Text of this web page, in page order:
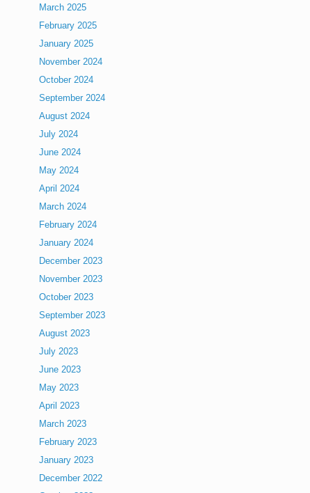
March 2025
February 2025
January 2025
November 2024
October 2024
September 2024
August 2024
July 2024
June 2024
May 2024
April 2024
March 2024
February 2024
January 2024
December 2023
November 2023
October 2023
September 2023
August 2023
July 2023
June 2023
May 2023
April 2023
March 2023
February 2023
January 2023
December 2022